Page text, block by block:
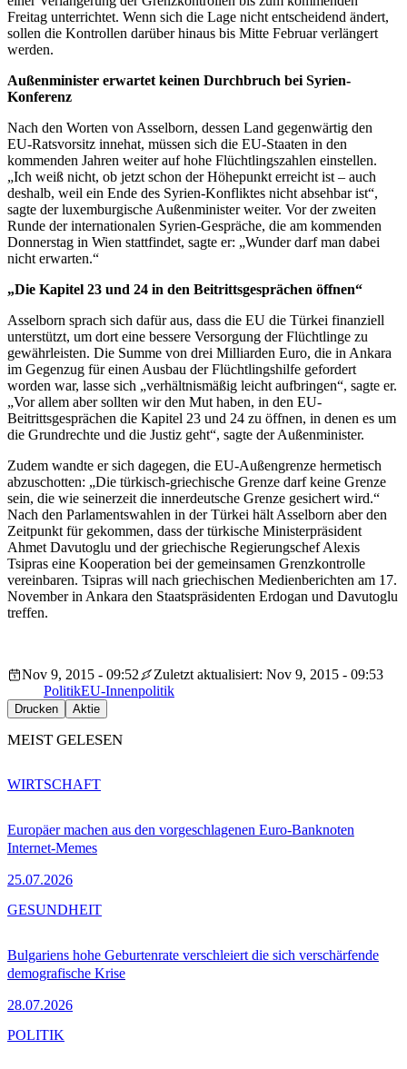
Freitag unterrichtet. Wenn sich die Lage nicht entscheidend ändert,
sollen die Kontrollen darüber hinaus bis Mitte Februar verlängert
werden.
Außenminister erwartet keinen Durchbruch bei Syrien-
Konferenz
Nach den Worten von Asselborn, dessen Land gegenwärtig den
EU-Ratsvorsitz innehat, müssen sich die EU-Staaten in den
kommenden Jahren weiter auf hohe Flüchtlingszahlen einstellen.
„Ich weiß nicht, ob jetzt schon der Höhepunkt erreicht ist – auch
deshalb, weil ein Ende des Syrien-Konfliktes nicht absehbar ist“,
sagte der luxemburgische Außenminister weiter. Vor der zweiten
Runde der internationalen Syrien-Gespräche, die am kommenden
Donnerstag in Wien stattfindet, sagte er: „Wunder darf man dabei
nicht erwarten.“
„Die Kapitel 23 und 24 in den Beitrittsgesprächen öffnen“
Asselborn sprach sich dafür aus, dass die EU die Türkei finanziell
unterstützt, um dort eine bessere Versorgung der Flüchtlinge zu
gewährleisten. Die Summe von drei Milliarden Euro, die in Ankara
im Gegenzug für einen Ausbau der Flüchtlingshilfe gefordert
worden war, lasse sich „verhältnismäßig leicht aufbringen“, sagte er.
„Vor allem aber sollten wir den Mut haben, in den EU-
Beitrittsgesprächen die Kapitel 23 und 24 zu öffnen, in denen es um
die Grundrechte und die Justiz geht“, sagte der Außenminister.
Zudem wandte er sich dagegen, die EU-Außengrenze hermetisch
abzuschotten: „Die türkisch-griechische Grenze darf keine Grenze
sein, die wie seinerzeit die innerdeutsche Grenze gesichert wird.“
Nach den Parlamentswahlen in der Türkei hält Asselborn aber den
Zeitpunkt für gekommen, dass der türkische Ministerpräsident
Ahmet Davutoglu und der griechische Regierungschef Alexis
Tsipras eine Kooperation bei der gemeinsamen Grenzkontrolle
vereinbaren. Tsipras will nach griechischen Medienberichten am 17.
November in Ankara den Staatspräsidenten Erdogan und Davutoglu
treffen.
Nov 9, 2015 - 09:52
Zuletzt aktualisiert: Nov 9, 2015 - 09:53
PolitikEU-Innenpolitik
Drucken Aktie
MEIST GELESEN
Europäer machen aus den vorgeschlagenen Euro-Banknoten
Internet-Memes
25.07.2026
WIRTSCHAFT
Bulgariens hohe Geburtenrate verschleiert die sich verschärfende
demografische Krise
28.07.2026
GESUNDHEIT
POLITIK